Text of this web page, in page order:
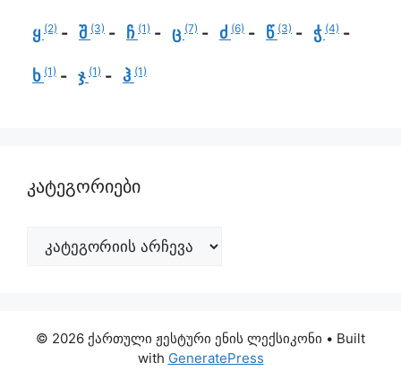
ყ (2) შ (3) ჩ (1) ც (7) ძ (6) წ (3) ჭ (4)
ხ (1) ჯ (1) ჰ (1)
კატეგორიები
© 2026 ქართული ჟესტური ენის ლექსიკონი • Built
with GeneratePress